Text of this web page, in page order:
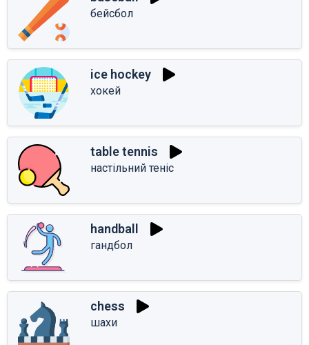
бейсбол
ice hockey
хокей
table tennis
настільний теніс
handball
гандбол
chess
шахи